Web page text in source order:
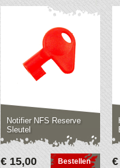
Notifier NFS Reserve
Sleutel
€ 15,00 Bestellen